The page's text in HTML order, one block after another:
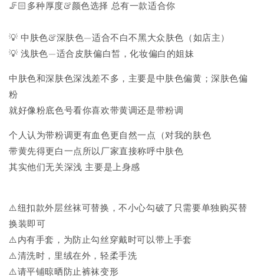
🦵🏻多种厚度&颜色选择 总有一款适合你
💡 中肤色&深肤色—适合不白不黑大众肤色（如店主）
💡 浅肤色—适合皮肤偏白皙，化妆偏白的姐妹
中肤色和深肤色深浅差不多，主要是中肤色偏黄；深肤色偏
粉
就好像粉底色号看你喜欢带黄调还是带粉调
个人认为带粉调更有血色更自然一点（对我的肤色
带黄先得更白一点所以厂家直接称呼中肤色
其实他们无关深浅 主要是上身感
⚠️纽扣款外层丝袜可替换，不小心勾破了只需要单独购买替
换装即可
⚠️内有手套，为防止勾丝穿戴时可以带上手套
⚠️清洗时，里绒在外，轻柔手洗
⚠️请平铺晾晒防止裤袜变形